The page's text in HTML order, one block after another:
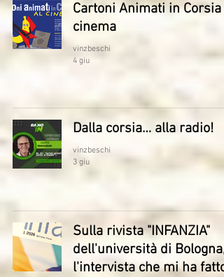
Cartoni Animati in Corsia
cinema
vinzbeschi
4 giu
Dalla corsia… alla radio!
vinzbeschi
3 giu
Sulla rivista "INFANZIA"
dell'università di Bologna,
l'intervista che mi ha fatto